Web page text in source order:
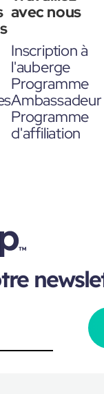
avec nous
Inscription à
l'auberge
Programme
Ambassadeur
Programme
d'affiliation